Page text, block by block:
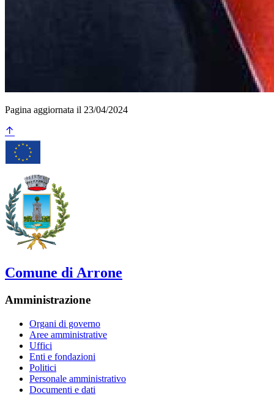
Pagina aggiornata il 23/04/2024
Comune di Arrone
Amministrazione
Organi di governo
Aree amministrative
Uffici
Enti e fondazioni
Politici
Personale amministrativo
Documenti e dati